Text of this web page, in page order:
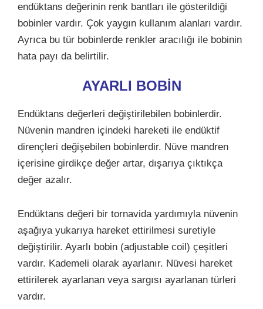
endüktans değerinin renk bantları ile gösterildiği
bobinler vardır. Çok yaygın kullanım alanları vardır.
Ayrıca bu tür bobinlerde renkler aracılığı ile bobinin
hata payı da belirtilir.
AYARLI BOBİN
Endüktans değerleri değiştirilebilen bobinlerdir.
Nüvenin mandren içindeki hareketi ile endüktif
dirençleri değişebilen bobinlerdir. Nüve mandren
içerisine girdikçe değer artar, dışarıya çıktıkça
değer azalır.
Endüktans değeri bir tornavida yardımıyla nüvenin
aşağıya yukarıya hareket ettirilmesi suretiyle
değiştirilir. Ayarlı bobin (adjustable coil) çeşitleri
vardır. Kademeli olarak ayarlanır. Nüvesi hareket
ettirilerek ayarlanan veya sargısı ayarlanan türleri
vardır.